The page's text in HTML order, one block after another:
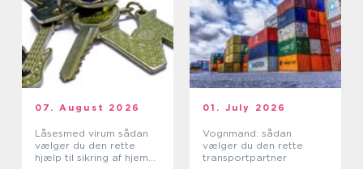
07. August 2026
Låsesmed virum sådan
vælger du den rette
hjælp til sikring af hjem
01. July 2026
Vognmand: sådan
vælger du den rette
transportpartner